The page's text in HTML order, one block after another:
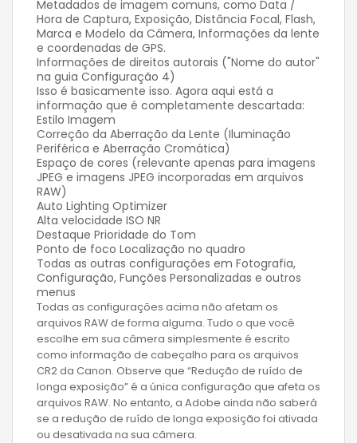
Metadados de imagem comuns, como Data /
Hora de Captura, Exposição, Distância Focal, Flash,
Marca e Modelo da Câmera, Informações da lente
e coordenadas de GPS.
Informações de direitos autorais ("Nome do autor"
na guia Configuração 4)
Isso é basicamente isso. Agora aqui está a
informação que é completamente descartada:
Estilo Imagem
Correção da Aberração da Lente (Iluminação
Periférica e Aberração Cromática)
Espaço de cores (relevante apenas para imagens
JPEG e imagens JPEG incorporadas em arquivos
RAW)
Auto Lighting Optimizer
Alta velocidade ISO NR
Destaque Prioridade do Tom
Ponto de foco Localização no quadro
Todas as outras configurações em Fotografia,
Configuração, Funções Personalizadas e outros
menus
Todas as configurações acima não afetam os
arquivos RAW de forma alguma. Tudo o que você
escolhe em sua câmera simplesmente é escrito
como informação de cabeçalho para os arquivos
CR2 da Canon. Observe que “Redução de ruído de
longa exposição” é a única configuração que afeta os
arquivos RAW. No entanto, a Adobe ainda não saberá
se a redução de ruído de longa exposição foi ativada
ou desativada na sua câmera.